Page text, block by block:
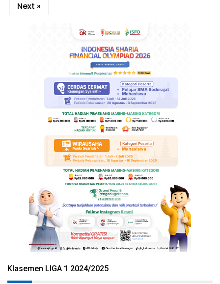
Next »
Klasemen LIGA 1 2024/2025